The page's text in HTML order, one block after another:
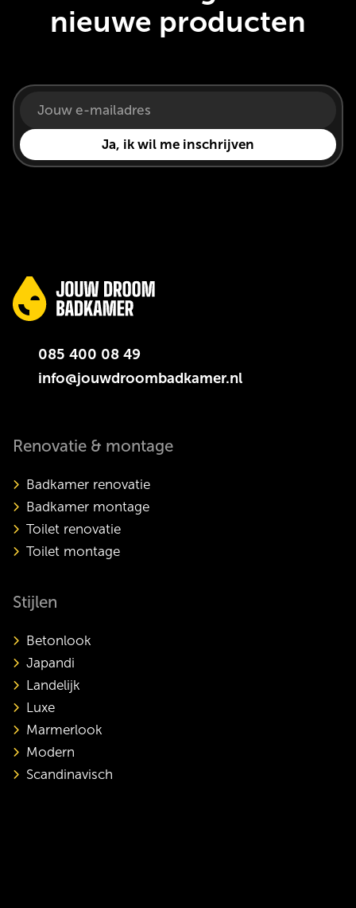
nieuwe producten
085 400 08 49
info@jouwdroombadkamer.nl
Renovatie & montage
Badkamer renovatie
Badkamer montage
Toilet renovatie
Toilet montage
Stijlen
Betonlook
Japandi
Landelijk
Luxe
Marmerlook
Modern
Scandinavisch